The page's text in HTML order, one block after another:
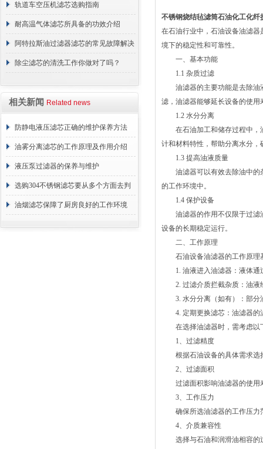
轨道车空压机滤芯选购指南
耐高温气体滤芯所具备的功效介绍
阿特拉斯油过滤器滤芯的常见故障解决
方法介绍
除尘滤芯的清洗工作你做对了吗？
相关新闻 Related news
防静电液压滤芯正确的维护保养方法
油雾分离滤芯的工作原理及作用介绍
液压泵过滤器的保养与维护
选购304不锈钢滤芯要从多个方面去判
断
油烟滤芯保障了厨房良好的工作环境
不锈钢烧结毡滤筒石油化工化纤
在石油行业中，石油设备油滤
境下的稳定性和可靠性。
一、基本功能
1.1 杂质过滤
油滤器的主要功能是去除油液
滤，油滤器能够延长设备的使
1.2 水分分离
在石油加工和储存过程中，油
计和材料特性，帮助分离水分，
1.3 提高油液质量
油滤器可以有效去除油中的杂
的工作环境中。
1.4 保护设备
油滤器的作用不仅限于过滤油
设备的长期稳定运行。
二、工作原理
石油设备油滤器的工作原理
1. 油液进入油滤器：液体通
2. 过滤介质拦截杂质：油液
3. 水分分离（如有）：部分
4. 定期更换滤芯：油滤器的
在选择油滤器时，需考虑以
1、过滤精度
根据石油设备的具体需求选
2、过滤面积
过滤面积影响油滤器的使用
3、工作压力
确保所选油滤器的工作压力
4、介质兼容性
选择与石油和润滑油相容的